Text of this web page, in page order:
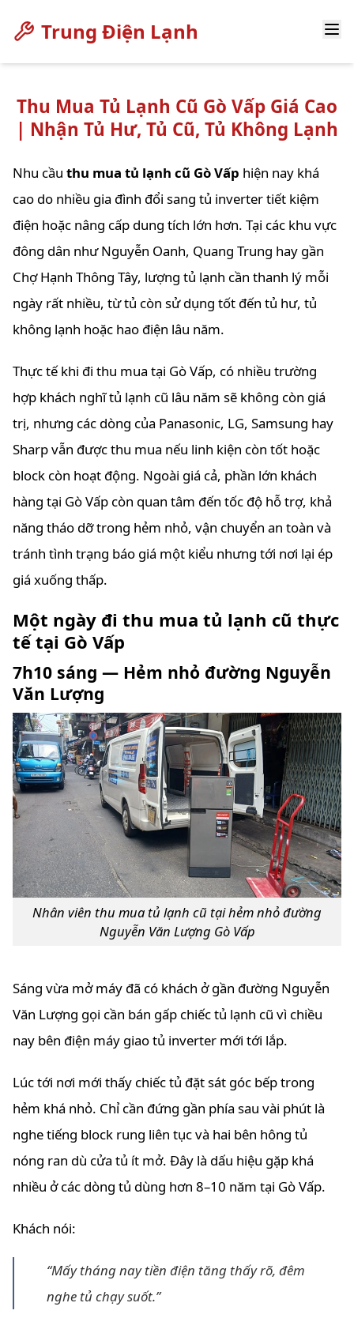
Trung Điện Lạnh
Thu Mua Tủ Lạnh Cũ Gò Vấp Giá Cao
| Nhận Tủ Hư, Tủ Cũ, Tủ Không Lạnh
Nhu cầu thu mua tủ lạnh cũ Gò Vấp hiện nay khá
cao do nhiều gia đình đổi sang tủ inverter tiết kiệm
điện hoặc nâng cấp dung tích lớn hơn. Tại các khu vực
đông dân như Nguyễn Oanh, Quang Trung hay gần
Chợ Hạnh Thông Tây, lượng tủ lạnh cần thanh lý mỗi
ngày rất nhiều, từ tủ còn sử dụng tốt đến tủ hư, tủ
không lạnh hoặc hao điện lâu năm.
Thực tế khi đi thu mua tại Gò Vấp, có nhiều trường
hợp khách nghĩ tủ lạnh cũ lâu năm sẽ không còn giá
trị, nhưng các dòng của Panasonic, LG, Samsung hay
Sharp vẫn được thu mua nếu linh kiện còn tốt hoặc
block còn hoạt động. Ngoài giá cả, phần lớn khách
hàng tại Gò Vấp còn quan tâm đến tốc độ hỗ trợ, khả
năng tháo dỡ trong hẻm nhỏ, vận chuyển an toàn và
tránh tình trạng báo giá một kiểu nhưng tới nơi lại ép
giá xuống thấp.
Một ngày đi thu mua tủ lạnh cũ thực
tế tại Gò Vấp
7h10 sáng — Hẻm nhỏ đường Nguyễn
Văn Lượng
Nhân viên thu mua tủ lạnh cũ tại hẻm nhỏ đường
Nguyễn Văn Lượng Gò Vấp
Sáng vừa mở máy đã có khách ở gần đường Nguyễn
Văn Lượng gọi cần bán gấp chiếc tủ lạnh cũ vì chiều
nay bên điện máy giao tủ inverter mới tới lắp.
Lúc tới nơi mới thấy chiếc tủ đặt sát góc bếp trong
hẻm khá nhỏ. Chỉ cần đứng gần phía sau vài phút là
nghe tiếng block rung liên tục và hai bên hông tủ
nóng ran dù cửa tủ ít mở. Đây là dấu hiệu gặp khá
nhiều ở các dòng tủ dùng hơn 8–10 năm tại Gò Vấp.
Khách nói:
“Mấy tháng nay tiền điện tăng thấy rõ, đêm
nghe tủ chạy suốt.”